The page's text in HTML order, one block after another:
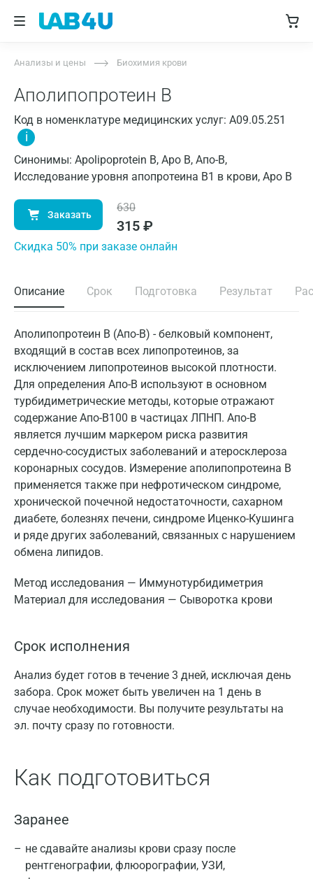
Анализы и цены Биохимия крови
Аполипопротеин В
Код в номенклатуре медицинских услуг: A09.05.251
i
Синонимы: Apolipoprotein B, Apo B, Апо-B,
Исследование уровня апопротеина B1 в крови, Аро В
Заказать
630
315 ₽
Cкидка 50% при заказе онлайн
Описание Срок Подготовка Результат
Аполипопротеин B (Апо-В) - белковый компонент,
входящий в состав всех липопротеинов, за
исключением липопротеинов высокой плотности.
Для определения Апо-В используют в основном
турбидиметрические методы, которые отражают
содержание Апо-В100 в частицах ЛПНП. Апо-В
является лучшим маркером риска развития
сердечно-сосудистых заболеваний и атеросклероза
коронарных сосудов. Измерение аполипопротеина В
применяется также при нефротическом синдроме,
хронической почечной недостаточности, сахарном
диабете, болезнях печени, синдроме Иценко-Кушинга
и ряде других заболеваний, связанных с нарушением
обмена липидов.
Метод исследования — Иммунотурбидиметрия
Материал для исследования — Сыворотка крови
Срок исполнения
Анализ будет готов в течение 3 дней, исключая день
забора. Срок может быть увеличен на 1 день в
случае необходимости. Вы получите результаты на
эл. почту сразу по готовности.
Как подготовиться
Заранее
не сдавайте анализы крови сразу после
рентгенографии, флюорографии, УЗИ,